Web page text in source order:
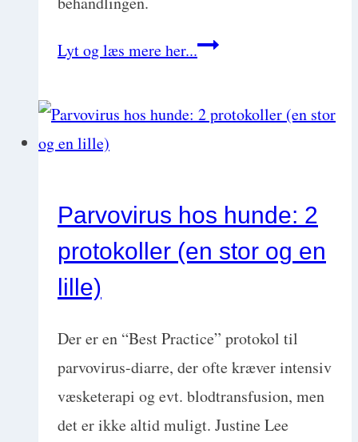
Lyt og læs mere her...Permethrin-
hos
dont’s
med
DVM
Chris
Beyers
Parvovirus hos hunde: 2
protokoller (en stor og en
lille)
Der er en “Best Practice” protokol til
parvovirus-diarre, der ofte kræver intensiv
væsketerapi og evt. blodtransfusion, men
det er ikke altid muligt. Justine Lee